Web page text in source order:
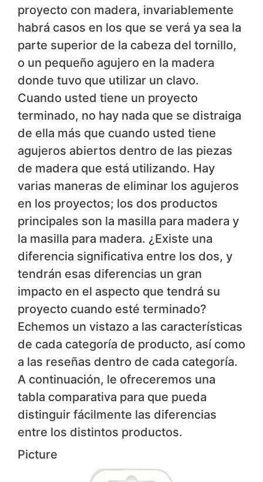
proyecto con madera, invariablemente
habrá casos en los que se verá ya sea la
parte superior de la cabeza del tornillo,
o un pequeño agujero en la madera
donde tuvo que utilizar un clavo.
Cuando usted tiene un proyecto
terminado, no hay nada que se distraiga
de ella más que cuando usted tiene
agujeros abiertos dentro de las piezas
de madera que está utilizando. Hay
varias maneras de eliminar los agujeros
en los proyectos; los dos productos
principales son la masilla para madera y
la masilla para madera. ¿Existe una
diferencia significativa entre los dos, y
tendrán esas diferencias un gran
impacto en el aspecto que tendrá su
proyecto cuando esté terminado?
Echemos un vistazo a las características
de cada categoría de producto, así como
a las reseñas dentro de cada categoría.
A continuación, le ofreceremos una
tabla comparativa para que pueda
distinguir fácilmente las diferencias
entre los distintos productos.
Picture